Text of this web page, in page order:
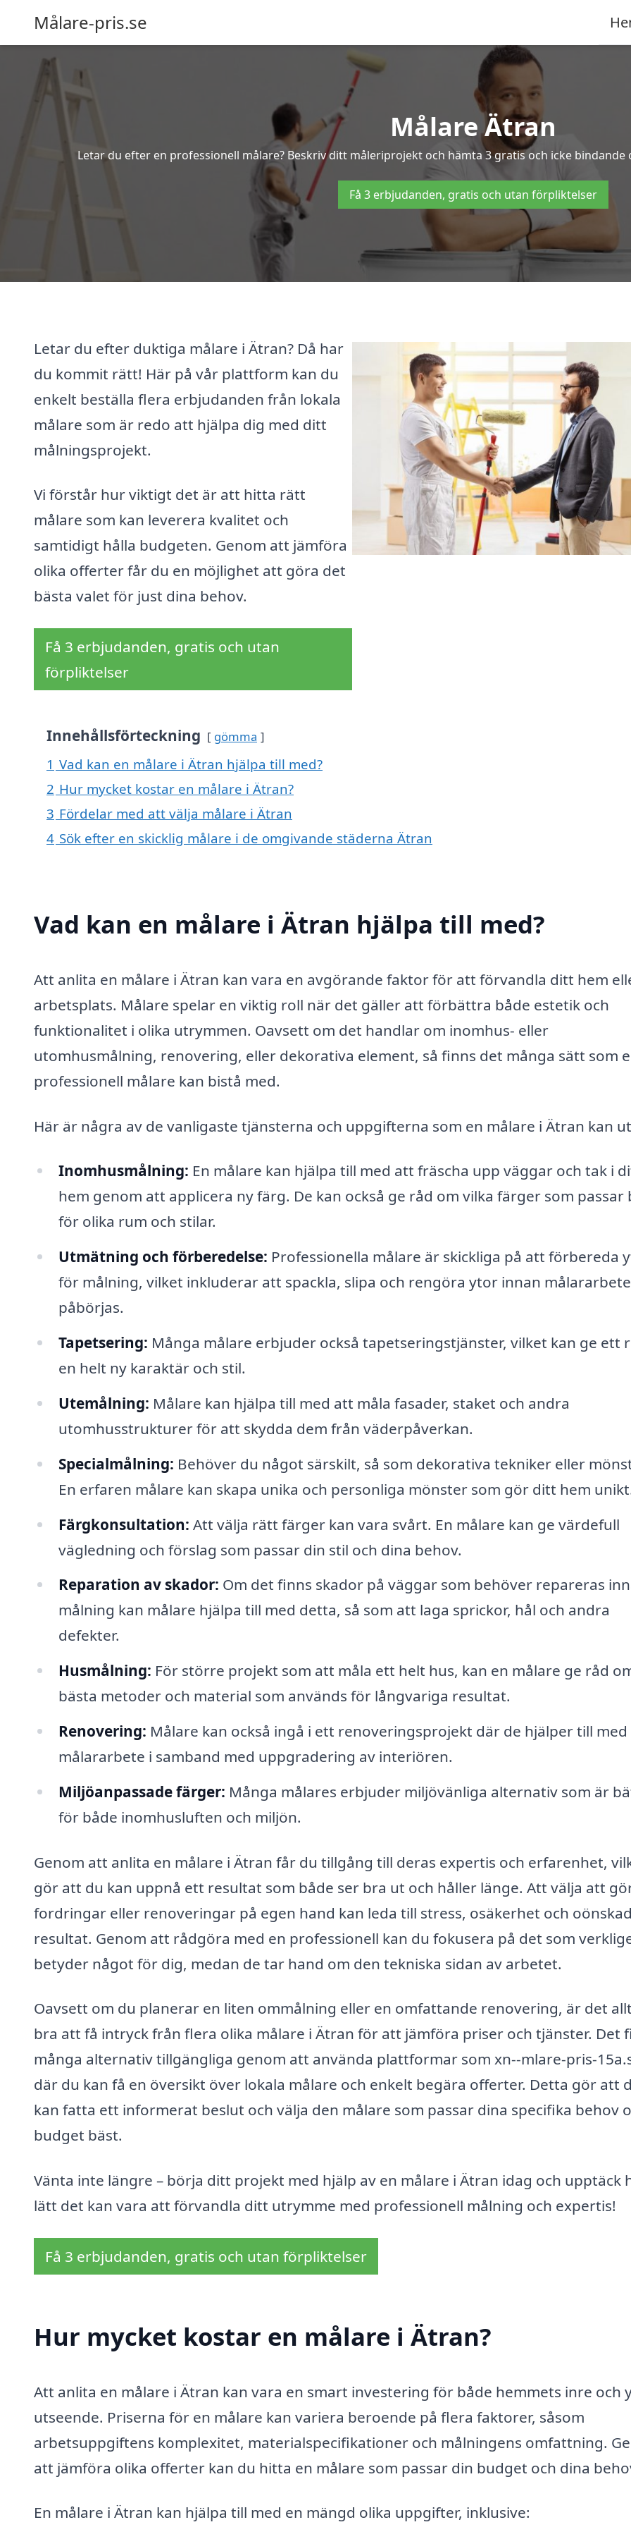
Målare-pris.se
Målare Ätran
Letar du efter en professionell målare? Beskriv ditt måleriprojekt och hämta 3 gratis och icke
Få 3 erbjudanden, gratis och utan förpliktelser
Letar du efter duktiga målare i Ätran? Då har
du kommit rätt! Här på vår plattform kan du
enkelt beställa flera erbjudanden från lokala
målare som är redo att hjälpa dig med ditt
målningsprojekt.
Vi förstår hur viktigt det är att hitta rätt
målare som kan leverera kvalitet och
samtidigt hålla budgeten. Genom att jämföra
olika offerter får du en möjlighet att göra det
bästa valet för just dina behov.
Få 3 erbjudanden, gratis och utan
förpliktelser
Innehållsförteckning gömma
1 Vad kan en målare i Ätran hjälpa till med?
2 Hur mycket kostar en målare i Ätran?
3 Fördelar med att välja målare i Ätran
4 Sök efter en skicklig målare i de omgivande städerna Ätran
Vad kan en målare i Ätran hjälpa till med?
Att anlita en målare i Ätran kan vara en avgörande faktor för att förvandla ditt hem
arbetsplats. Målare spelar en viktig roll när det gäller att förbättra både estetik och
funktionalitet i olika utrymmen. Oavsett om det handlar om inomhus- eller
utomhusmålning, renovering, eller dekorativa element, så finns det många sätt som
professionell målare kan bistå med.
Här är några av de vanligaste tjänsterna och uppgifterna som en målare i Ätran kan
Inomhusmålning: En målare kan hjälpa till med att fräscha upp väggar och tak i
hem genom att applicera ny färg. De kan också ge råd om vilka färger som passar
för olika rum och stilar.
Utmätning och förberedelse: Professionella målare är skickliga på att förbereda
för målning, vilket inkluderar att spackla, slipa och rengöra ytor innan
påbörjas.
Tapetsering: Många målare erbjuder också tapetseringstjänster, vilket kan ge ett
en helt ny karaktär och stil.
Utemålning: Målare kan hjälpa till med att måla fasader, staket och andra
utomhusstrukturer för att skydda dem från väderpåverkan.
Specialmålning: Behöver du något särskilt, så som dekorativa tekniker eller
En erfaren målare kan skapa unika och personliga mönster som gör ditt hem
Färgkonsultation: Att välja rätt färger kan vara svårt. En målare kan ge värdefull
vägledning och förslag som passar din stil och dina behov.
Reparation av skador: Om det finns skador på väggar som behöver repareras
målning kan målare hjälpa till med detta, så som att laga sprickor, hål och andra
defekter.
Husmålning: För större projekt som att måla ett helt hus, kan en målare ge råd
bästa metoder och material som används för långvariga resultat.
Renovering: Målare kan också ingå i ett renoveringsprojekt där de hjälper till med
målararbete i samband med uppgradering av interiören.
Miljöanpassade färger: Många målares erbjuder miljövänliga alternativ som är
för både inomhusluften och miljön.
Genom att anlita en målare i Ätran får du tillgång till deras expertis och erfarenhet,
gör att du kan uppnå ett resultat som både ser bra ut och håller länge. Att välja att
fordringar eller renoveringar på egen hand kan leda till stress, osäkerhet och
resultat. Genom att rådgöra med en professionell kan du fokusera på det som
betyder något för dig, medan de tar hand om den tekniska sidan av arbetet.
Oavsett om du planerar en liten ommålning eller en omfattande renovering, är det
bra att få intryck från flera olika målare i Ätran för att jämföra priser och tjänster. Det
många alternativ tillgängliga genom att använda plattformar som xn--mlare-pris-
där du kan få en översikt över lokala målare och enkelt begära offerter. Detta gör att
kan fatta ett informerat beslut och välja den målare som passar dina specifika behov
budget bäst.
Vänta inte längre – börja ditt projekt med hjälp av en målare i Ätran idag och upptäck
lätt det kan vara att förvandla ditt utrymme med professionell målning och expertis!
Få 3 erbjudanden, gratis och utan förpliktelser
Hur mycket kostar en målare i Ätran?
Att anlita en målare i Ätran kan vara en smart investering för både hemmets inre och
utseende. Priserna för en målare kan variera beroende på flera faktorer, såsom
arbetsuppgiftens komplexitet, materialspecifikationer och målningens omfattning.
att jämföra olika offerter kan du hitta en målare som passar din budget och dina
En målare i Ätran kan hjälpa till med en mängd olika uppgifter, inklusive: